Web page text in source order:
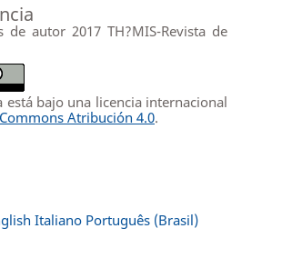
de autor 2017 TH?MIS-Revista de
está bajo una licencia internacional
Atribución 4.0.
Italiano Português (Brasil)